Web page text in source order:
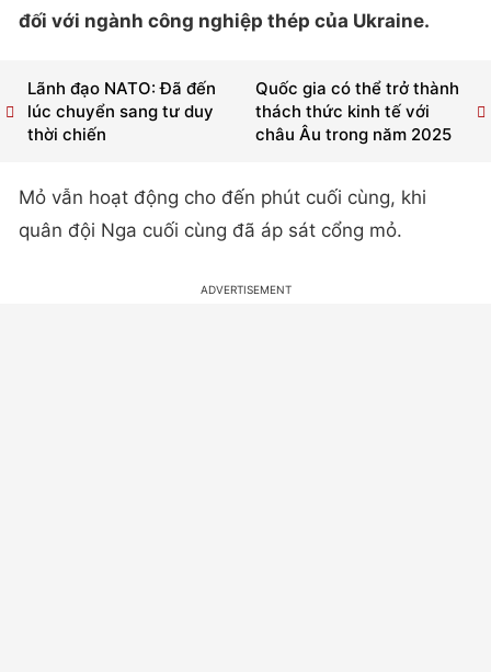
đối với ngành công nghiệp thép của Ukraine.
Quốc gia có thể trở thành
thách thức kinh tế với
châu Âu trong năm 2025
Lãnh đạo NATO: Đã đến
lúc chuyển sang tư duy
thời chiến
Mỏ vẫn hoạt động cho đến phút cuối cùng, khi
quân đội Nga cuối cùng đã áp sát cổng mỏ.